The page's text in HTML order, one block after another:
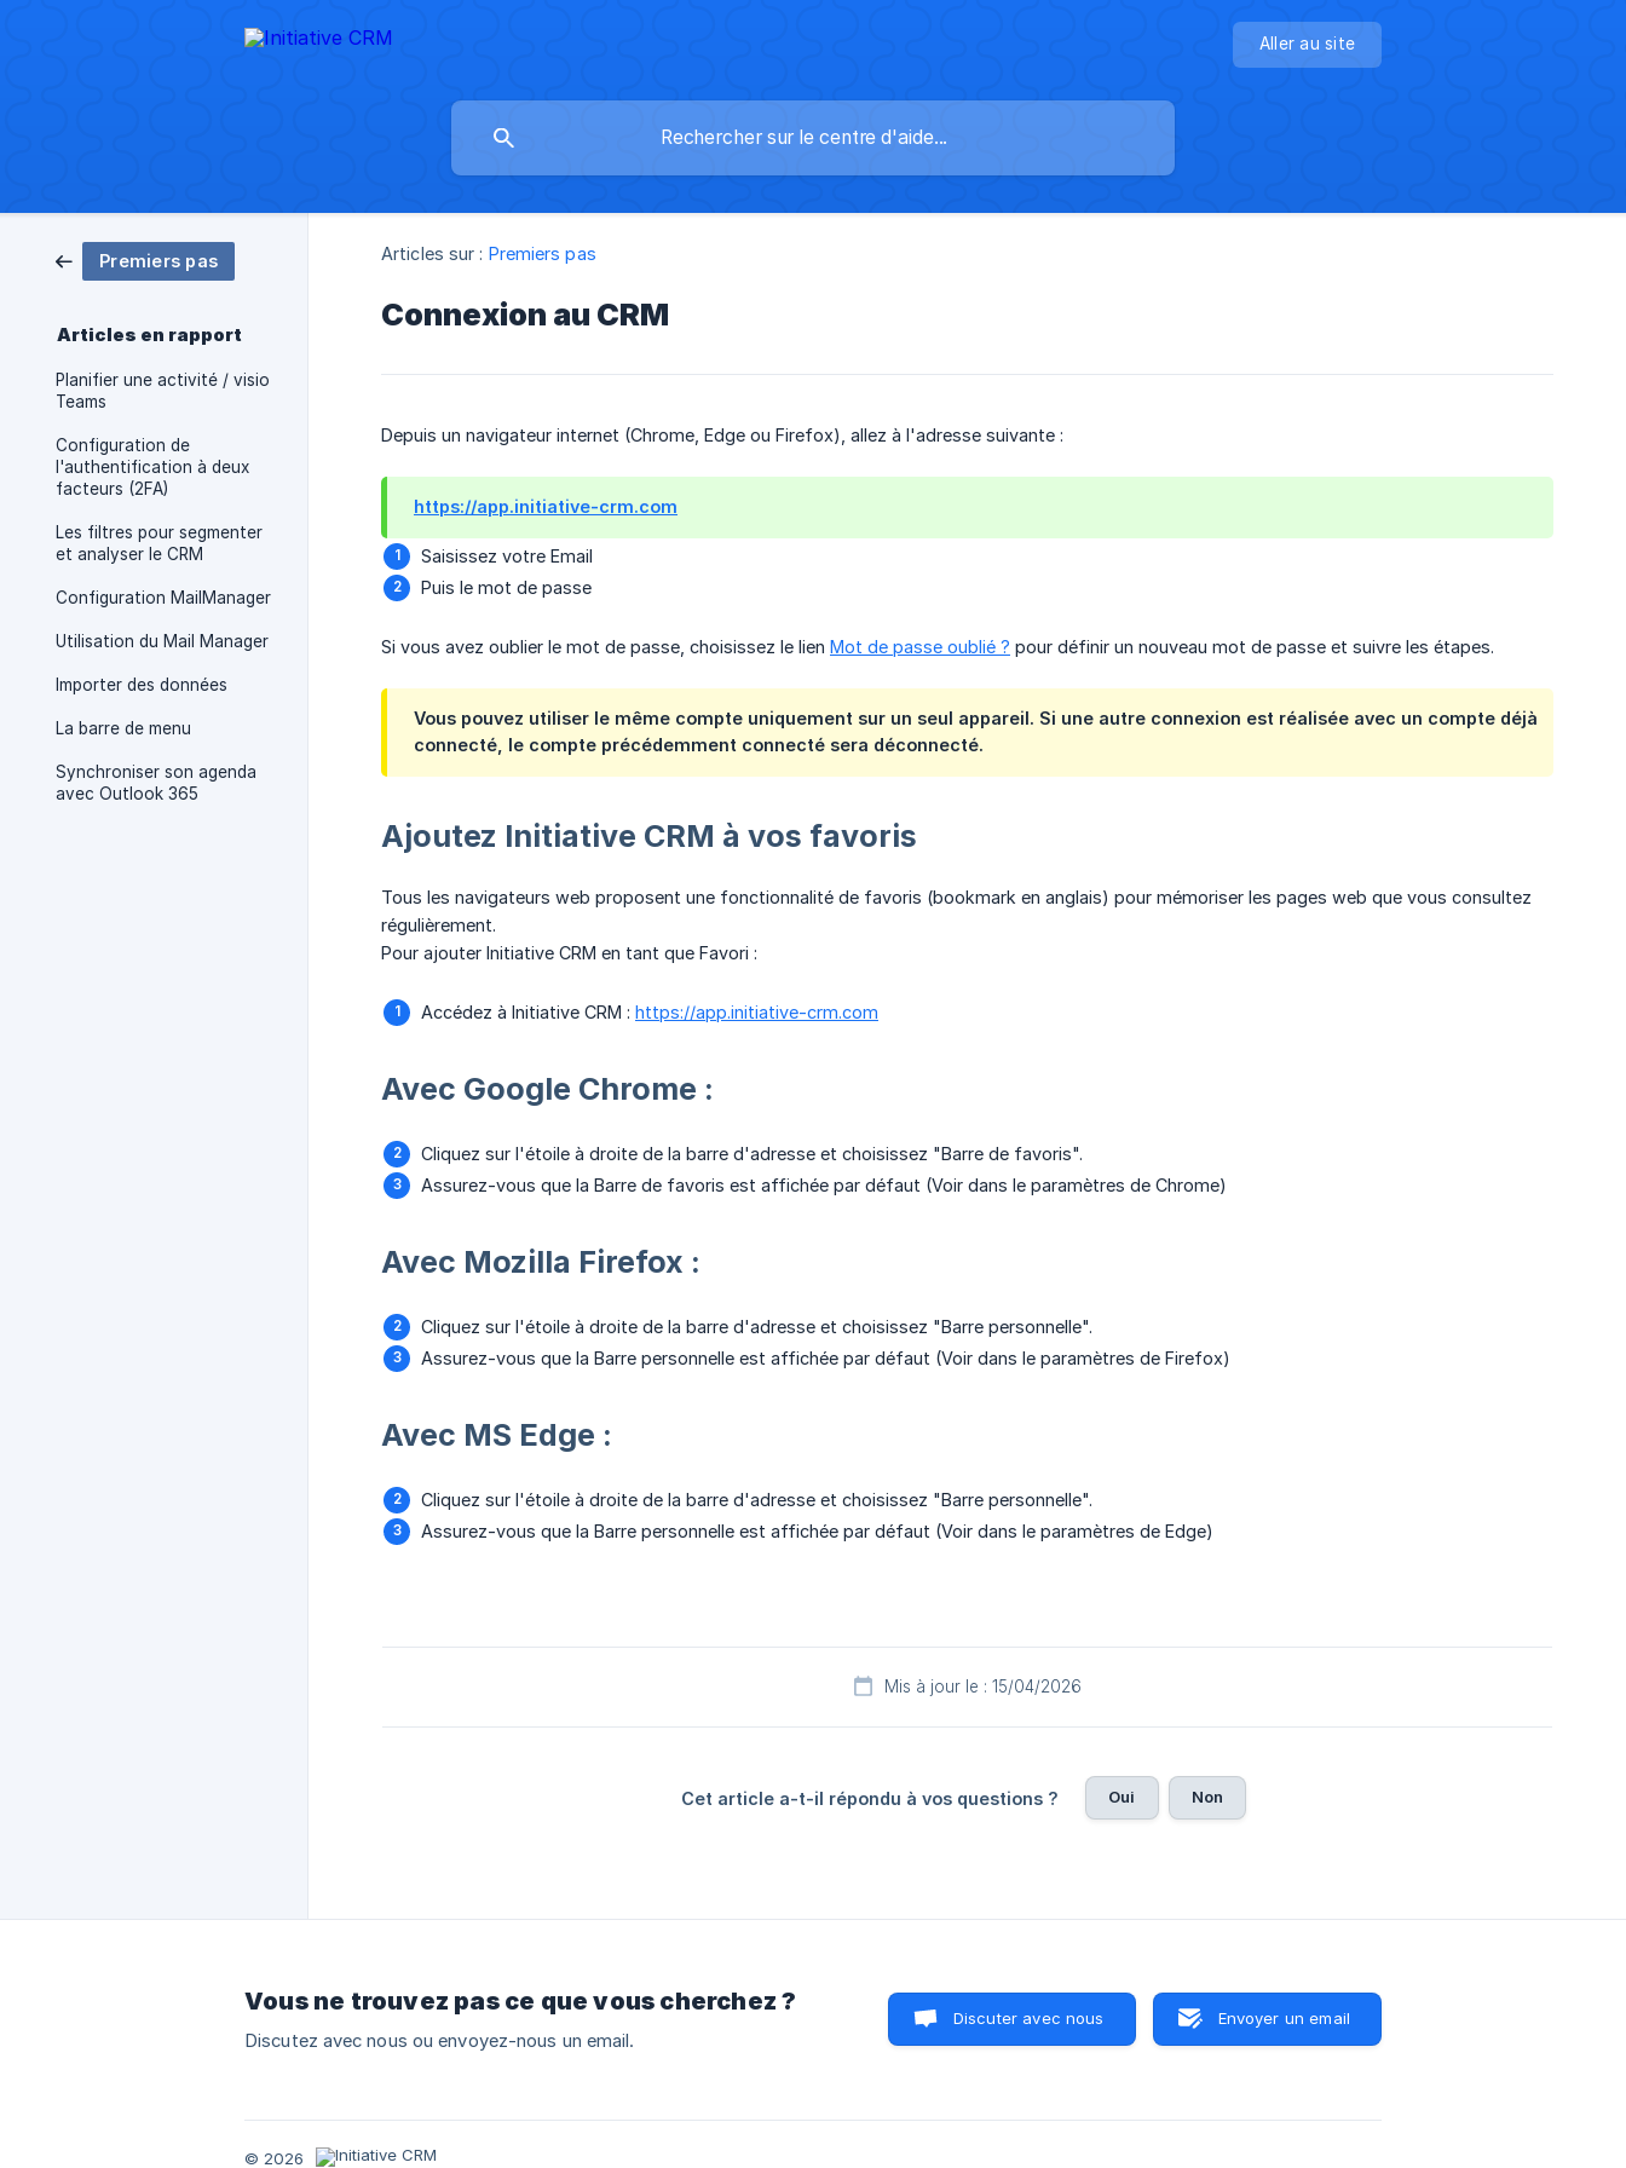
Aller au site
Premiers pas
Articles en rapport
Planifier une activité / visio
Teams
Configuration de
l'authentification à deux
facteurs (2FA)
Les filtres pour segmenter
et analyser le CRM
Configuration MailManager
Utilisation du Mail Manager
Importer des données
La barre de menu
Synchroniser son agenda
avec Outlook 365
Articles sur : Premiers pas
Connexion au CRM
Depuis un navigateur internet (Chrome, Edge ou Firefox), allez à l'adresse suivante :
https://app.initiative-crm.com
Saisissez votre Email
Puis le mot de passe
Si vous avez oublier le mot de passe, choisissez le lien Mot de passe oublié ? pour définir un nouveau mot de passe et suivre les étapes.
Vous pouvez utiliser le même compte uniquement sur un seul appareil. Si une autre connexion est réalisée avec un compte déjà
connecté, le compte précédemment connecté sera déconnecté.
Ajoutez Initiative CRM à vos favoris
Tous les navigateurs web proposent une fonctionnalité de favoris (bookmark en anglais) pour mémoriser les pages web que vous consultez
régulièrement.
Pour ajouter Initiative CRM en tant que Favori :
Accédez à Initiative CRM : https://app.initiative-crm.com
Avec Google Chrome :
Cliquez sur l'étoile à droite de la barre d'adresse et choisissez "Barre de favoris".
Assurez-vous que la Barre de favoris est affichée par défaut (Voir dans le paramètres de Chrome)
Avec Mozilla Firefox :
Cliquez sur l'étoile à droite de la barre d'adresse et choisissez "Barre personnelle".
Assurez-vous que la Barre personnelle est affichée par défaut (Voir dans le paramètres de Firefox)
Avec MS Edge :
Cliquez sur l'étoile à droite de la barre d'adresse et choisissez "Barre personnelle".
Assurez-vous que la Barre personnelle est affichée par défaut (Voir dans le paramètres de Edge)
Mis à jour le : 15/04/2026
Cet article a-t-il répondu à vos questions ? Oui Non
Vous ne trouvez pas ce que vous cherchez ?
Discutez avec nous ou envoyez-nous un email.
Discuter avec nous Envoyer un email
© 2026